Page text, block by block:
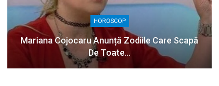
HOROSCOP
Mariana Cojocaru Anunță Zodiile Care Scapă
De Toate…